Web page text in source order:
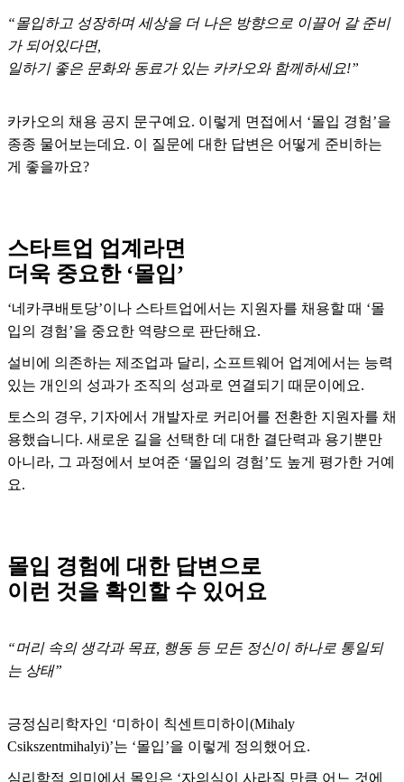
“몰입하고 성장하며 세상을 더 나은 방향으로 이끌어 갈 준비
가 되어있다면,
일하기 좋은 문화와 동료가 있는 카카오와 함께하세요!”
카카오의 채용 공지 문구예요. 이렇게 면접에서 ‘몰입 경험’을
종종 물어보는데요. 이 질문에 대한 답변은 어떻게 준비하는
게 좋을까요?
스타트업 업계라면
더욱 중요한 ‘몰입’
‘네카쿠배토당’이나 스타트업에서는 지원자를 채용할 때 ‘몰
입의 경험’을 중요한 역량으로 판단해요.
설비에 의존하는 제조업과 달리, 소프트웨어 업계에서는 능력
있는 개인의 성과가 조직의 성과로 연결되기 때문이에요.
토스의 경우, 기자에서 개발자로 커리어를 전환한 지원자를 채
용했습니다. 새로운 길을 선택한 데 대한 결단력과 용기뿐만
아니라, 그 과정에서 보여준 ‘몰입의 경험’도 높게 평가한 거예
요.
몰입 경험에 대한 답변으로
이런 것을 확인할 수 있어요
“머리 속의 생각과 목표, 행동 등 모든 정신이 하나로 통일되
는 상태”
긍정심리학자인 ‘미하이 칙센트미하이(Mihaly
Csikszentmihalyi)’는 ‘몰입’을 이렇게 정의했어요.
심리학적 의미에서 몰입은 ‘자의식이 사라질 만큼 어느 것에